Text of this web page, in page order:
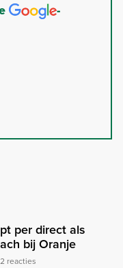
-
per direct als
bij Oranje
reacties